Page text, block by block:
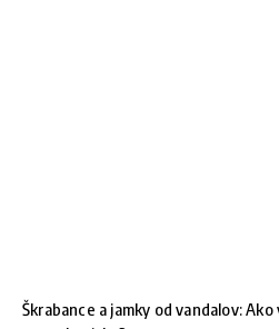
Škrabance a jamky od vandalov: